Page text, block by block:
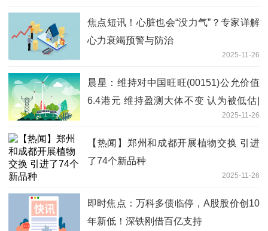
焦点短讯！心脏也会“没力气”？专家详解
心力衰竭预警与防治
2025-11-26
晨星：维持对中国旺旺(00151)公允价值
6.4港元 维持盈测大体不变 认为被低估|
2025-11-26
【热闻】郑州和成都开展植物交换 引进
了74个新品种
2025-11-26
即时焦点：万科多债临停，A股股价创10
年新低！深铁刚借百亿支持